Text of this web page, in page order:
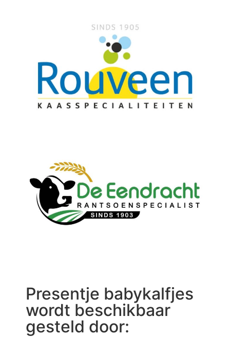
Presentje babykalfjes
wordt beschikbaar
gesteld door: